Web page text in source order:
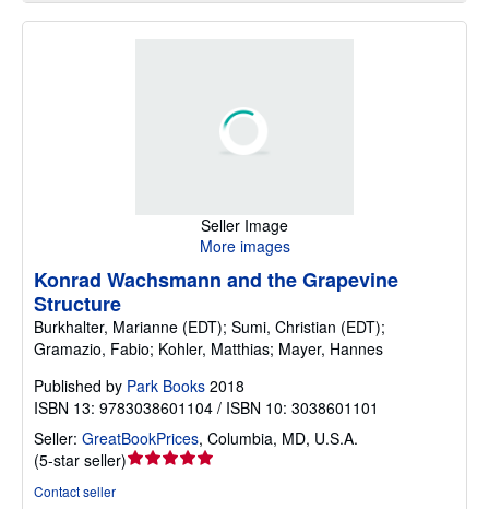
Seller Image
More images
Konrad Wachsmann and the Grapevine
Structure
Burkhalter, Marianne (EDT); Sumi, Christian (EDT);
Gramazio, Fabio; Kohler, Matthias; Mayer, Hannes
Published by Park Books 2018
ISBN 13: 9783038601104 / ISBN 10: 3038601101
Seller: GreatBookPrices, Columbia, MD, U.S.A.
(5-star seller)Seller
Contact seller